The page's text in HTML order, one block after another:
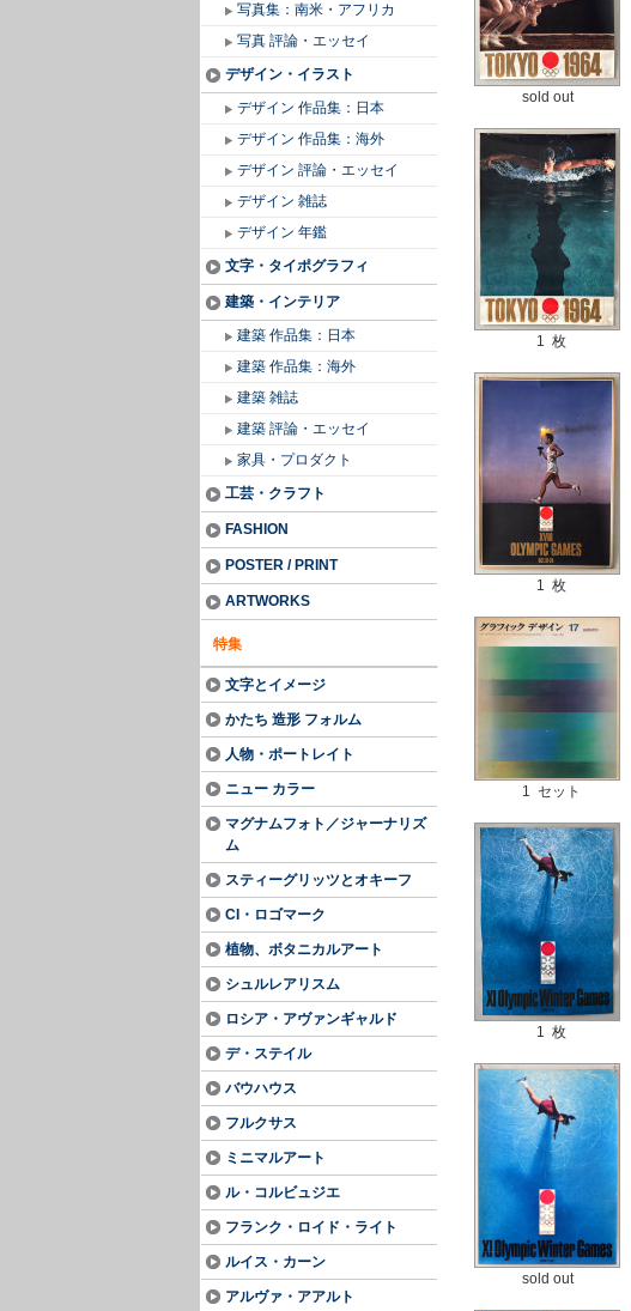
写真集：南米・アフリカ
写真 評論・エッセイ
デザイン・イラスト
デザイン 作品集：日本
デザイン 作品集：海外
デザイン 評論・エッセイ
デザイン 雑誌
デザイン 年鑑
文字・タイポグラフィ
建築・インテリア
建築 作品集：日本
建築 作品集：海外
建築 雑誌
建築 評論・エッセイ
家具・プロダクト
工芸・クラフト
FASHION
POSTER / PRINT
ARTWORKS
特集
文字とイメージ
かたち 造形 フォルム
人物・ポートレイト
ニュー カラー
マグナムフォト／ジャーナリズ
ム
スティーグリッツとオキーフ
CI・ロゴマーク
植物、ボタニカルアート
シュルレアリスム
ロシア・アヴァンギャルド
デ・ステイル
バウハウス
フルクサス
ミニマルアート
ル・コルビュジエ
フランク・ロイド・ライト
ルイス・カーン
アルヴァ・アアルト
sold out
1 枚
1 枚
1 セット
1 枚
sold out